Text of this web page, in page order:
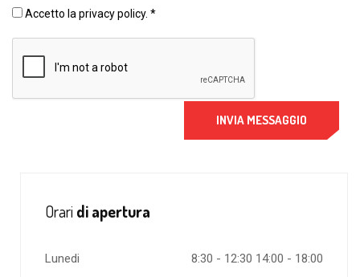
Accetto la privacy policy. *
INVIA MESSAGGIO
Orari di apertura
Lunedi
8:30 - 12:30 14:00 - 18:00